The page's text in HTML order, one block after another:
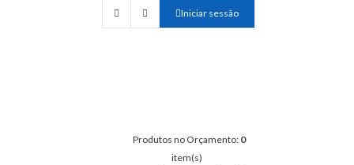
Iniciar sessão
Produtos no Orçamento: 0
item(s)